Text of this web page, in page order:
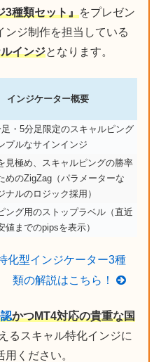
3種類セット』をプレゼン
ンジ制作を担当している
インジとなります。
インジケーター概要
足・5分足限定のスキャルピング
プルなサインインジ
見極め、スキャルピングの勝率
めのZigZag（パラメーターな
ナルのロジック採用）
ング用のストップラベル（直近
値までのpipsを表示）
化型インジケーター3種
類の解説はこちら！
かつMT4対応の貴重な国
るスキャル特化インジに
ください。